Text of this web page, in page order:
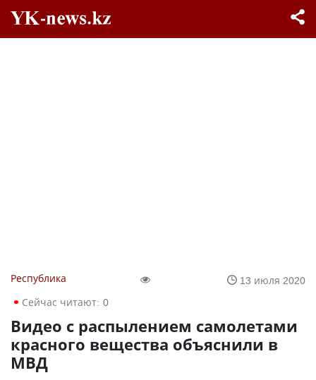
Республика
13 июля 2020
Сейчас читают: 0
Видео с распылением самолетами
красного вещества объяснили в
МВД